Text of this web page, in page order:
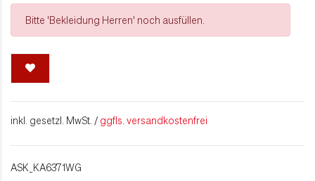
Bitte 'Bekleidung Herren' noch ausfüllen.
inkl. gesetzl. MwSt. / ggfls. versandkostenfrei
ASK_KA6371WG